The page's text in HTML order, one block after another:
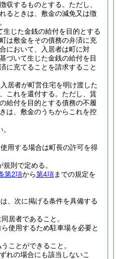
収するものとする。 ただし、
るときは、敷金の減免又は徴
生じた金銭の給付を目的とする
は敷金をその債務の弁済に充
において、入居者は町に対
づいて生じた金銭の給付を目
に充てることを請求すること
居者が町営住宅を明け渡した
これを還付する。 ただし、賃
給付を目的とする債務の不履
は、敷金のうちからこれを控
用する場合は町長の許可を得
則で定める。
第2項から第4項までの規定を
、次に掲げる条件を具備する
居者であること。
使用するため駐車場を必要と
ことができること。
れの場合にも該当しないこ